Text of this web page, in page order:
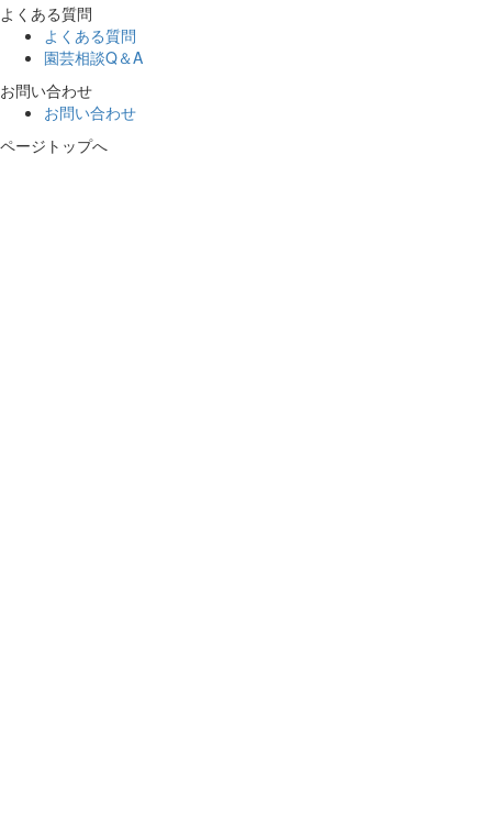
よくある質問
よくある質問
園芸相談Q＆A
お問い合わせ
お問い合わせ
ページトップへ